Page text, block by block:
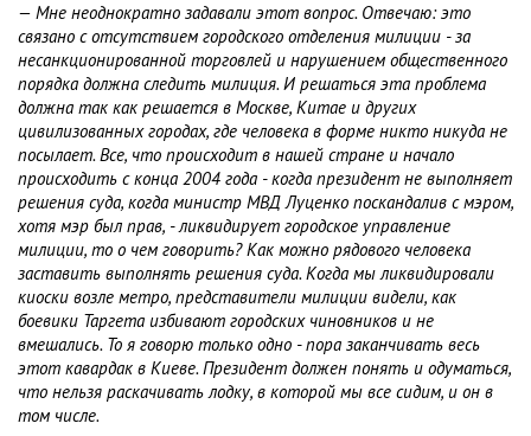
— Мне неоднократно задавали этот вопрос. Отвечаю: это
связано с отсутствием городского отделения милиции - за
несанкционированной торговлей и нарушением общественного
порядка должна следить милиция. И решаться эта проблема
должна так как решается в Москве, Китае и других
цивилизованных городах, где человека в форме никто никуда не
посылает. Все, что происходит в нашей стране и начало
происходить с конца 2004 года - когда президент не выполняет
решения суда, когда министр МВД Луценко поскандалив с мэром,
хотя мэр был прав, - ликвидирует городское управление
милиции, то о чем говорить? Как можно рядового человека
заставить выполнять решения суда. Когда мы ликвидировали
киоски возле метро, представители милиции видели, как
боевики Таргета избивают городских чиновников и не
вмешались. То я говорю только одно - пора заканчивать весь
этот кавардак в Киеве. Президент должен понять и одуматься,
что нельзя раскачивать лодку, в которой мы все сидим, и он в
том числе.